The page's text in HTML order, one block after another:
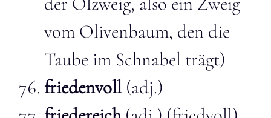
vom Olivenbaum, den die
Taube im Schnabel trägt)
friedenvoll (adj.)